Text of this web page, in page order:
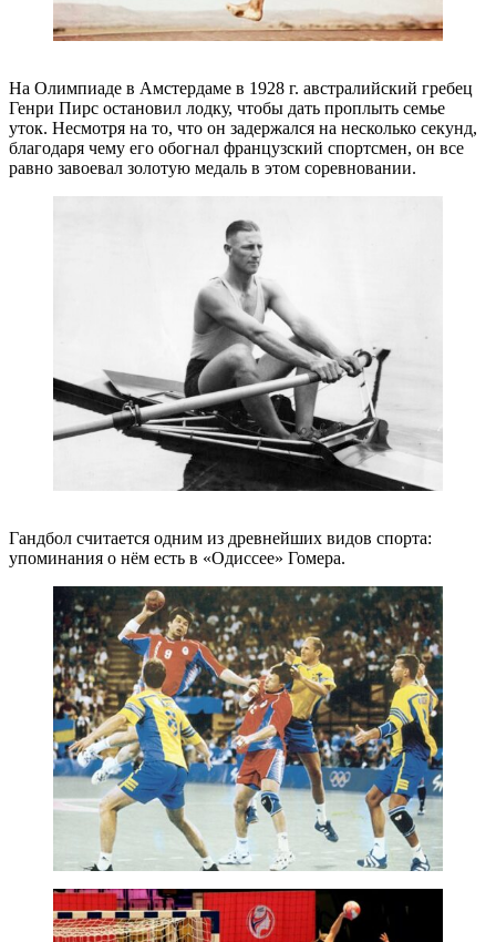
На Олимпиаде в Амстердаме в 1928 г. австралийский гребец
Генри Пирс остановил лодку, чтобы дать проплыть семье
уток. Несмотря на то, что он задержался на несколько секунд,
благодаря чему его обогнал французский спортсмен, он все
равно завоевал золотую медаль в этом соревновании.
Гандбол считается одним из древнейших видов спорта:
упоминания о нём есть в «Одиссее» Гомера.